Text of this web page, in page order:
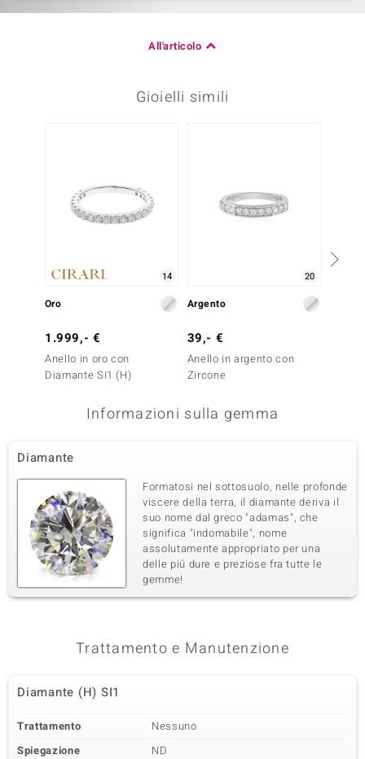
All'articolo
Gioielli simili
14
Oro
1.999,- €
Anello in oro con
Diamante SI1 (H)
20
Argento
39,- €
Anello in argento con
Zircone
Informazioni sulla gemma
Diamante
Formatosi nel sottosuolo, nelle profonde
viscere della terra, il diamante deriva il
suo nome dal greco "adamas", che
significa "indomabile", nome
assolutamente appropriato per una
delle piú dure e preziose fra tutte le
gemme!
Trattamento e Manutenzione
Diamante (H) SI1
Trattamento
Nessuno
Spiegazione
ND